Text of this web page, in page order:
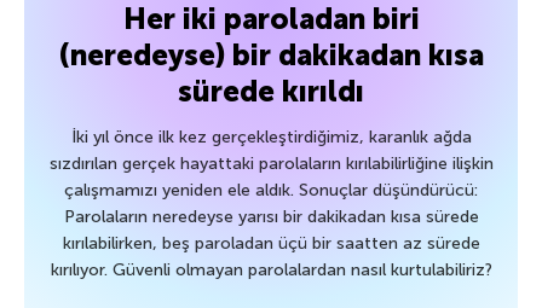
Her iki paroladan biri
(neredeyse) bir dakikadan kısa
sürede kırıldı
İki yıl önce ilk kez gerçekleştirdiğimiz, karanlık ağda
sızdırılan gerçek hayattaki parolaların kırılabilirliğine ilişkin
çalışmamızı yeniden ele aldık. Sonuçlar düşündürücü:
Parolaların neredeyse yarısı bir dakikadan kısa sürede
kırılabilirken, beş paroladan üçü bir saatten az sürede
kırılıyor. Güvenli olmayan parolalardan nasıl kurtulabiliriz?